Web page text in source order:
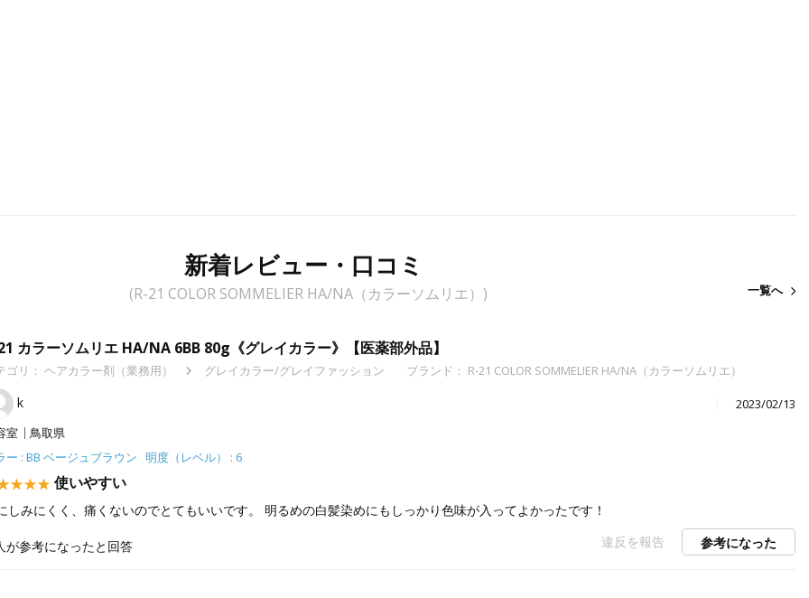
新着レビュー・口コミ
(R-21 COLOR SOMMELIER HA/NA（カラーソムリエ）) 一覧へ
カラーソムリエ HA/NA 6BB 80g《グレイカラー》【医薬部外品】
ゴリ： ヘアカラー剤（業務用） グレイカラー/グレイファッション ブランド： R-21 COLOR SOMMELIER HA/NA（カラーソムリエ）
k
2023/02/13
室
鳥取県
ー : BB ベージュブラウン 明度（レベル） : 6
使いやすい
しみにくく、痛くないのでとてもいいです。 明るめの白髪染めにもしっかり色味が入ってよかったです！
が参考になったと回答 違反を報告 参考になった